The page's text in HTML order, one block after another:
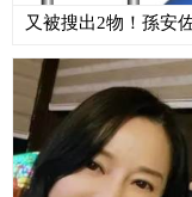
又被搜出2物！孫安